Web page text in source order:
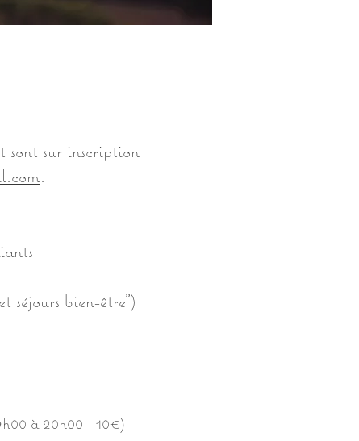
sont sur inscription
.
séjours bien-être")
à 20h00 - 10€)